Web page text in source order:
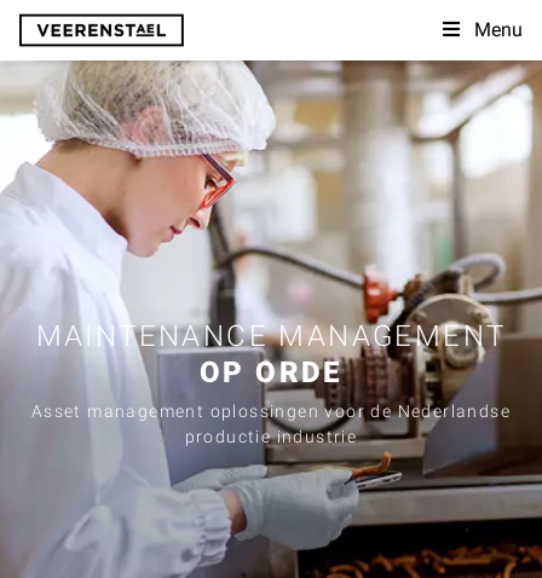
Menu
MAINTENANCE MANAGEMENT
OP ORDE
Asset management oplossingen voor de Nederlandse
productie industrie